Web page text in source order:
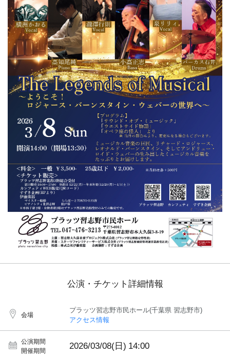
公演・チケット詳細情報
会場
プラッツ習志野市民ホール(千葉県 習志野市)
アクセス情報
公演期間
開催期間
2026/03/08(日) 14:00